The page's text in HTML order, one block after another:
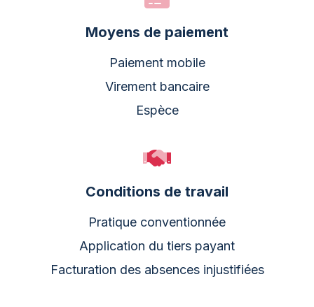
Moyens de paiement
Paiement mobile
Virement bancaire
Espèce
Conditions de travail
Pratique conventionnée
Application du tiers payant
Facturation des absences injustifiées